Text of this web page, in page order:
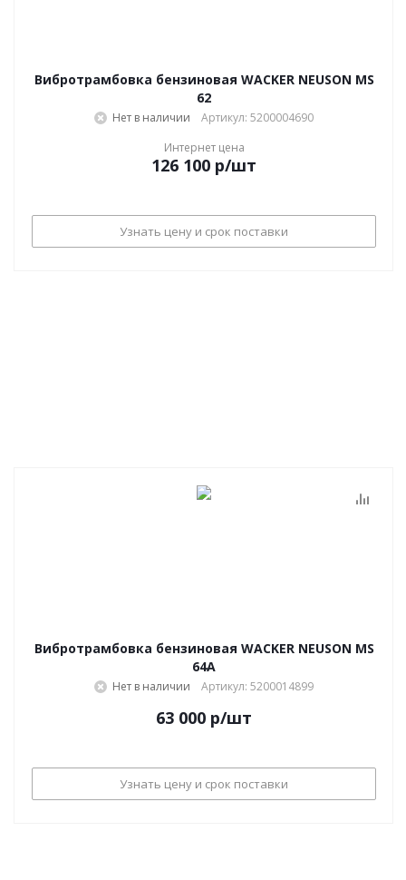
Вибротрамбовка бензиновая WACKER NEUSON MS
62
Нет в наличии
Артикул: 5200004690
Интернет цена
126 100 р/шт
Узнать цену и срок поставки
Вибротрамбовка бензиновая WACKER NEUSON MS
64A
Нет в наличии Артикул: 5200014899
63 000 р/шт
Узнать цену и срок поставки